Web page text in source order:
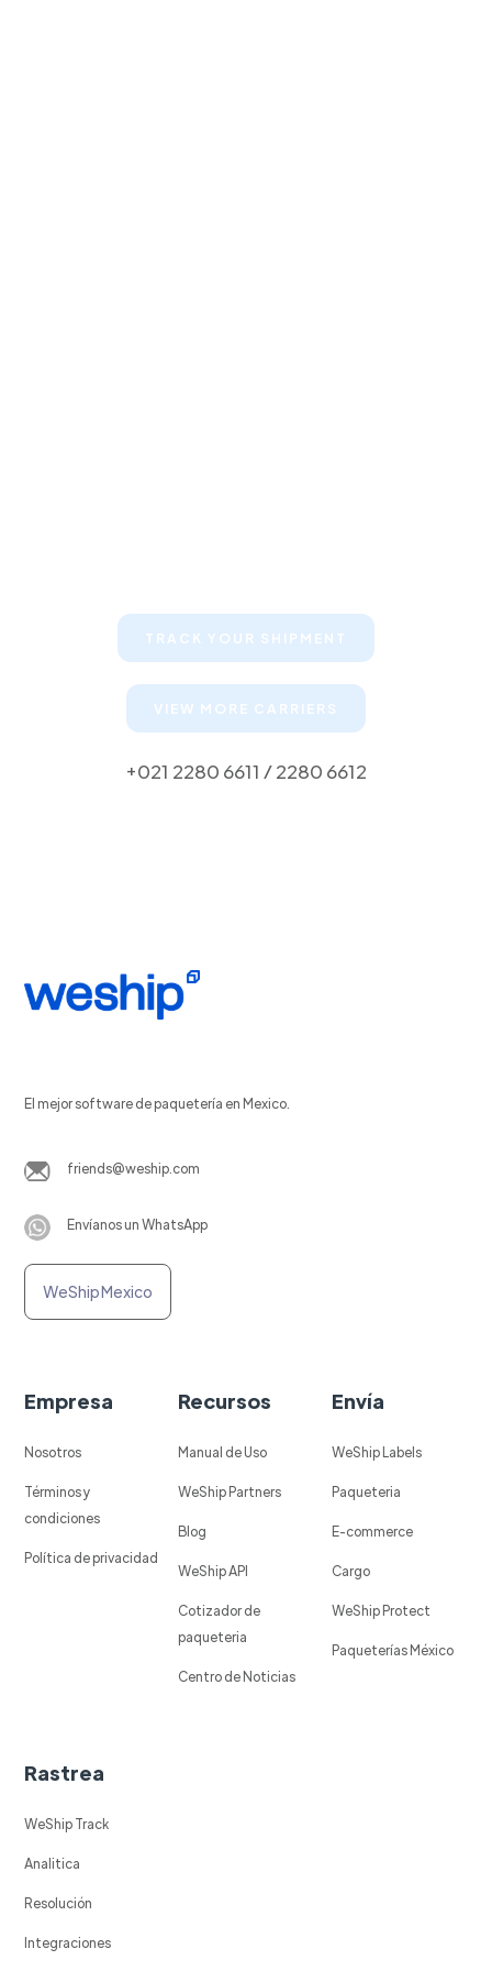
TRACK YOUR SHIPMENT
VIEW MORE CARRIERS
+021 2280 6611 / 2280 6612
El mejor software de paquetería en Mexico.
friends@weship.com
Envíanos un WhatsApp
WeShip Mexico
Empresa
Nosotros
Términos y
condiciones
Política de privacidad
Recursos
Manual de Uso
WeShip Partners
Blog
WeShip API
Cotizador de
paqueteria
Centro de Noticias
Envía
WeShip Labels
Paqueteria
E-commerce
Cargo
WeShip Protect
Paqueterías México
Rastrea
WeShip Track
Analitica
Resolución
Integraciones